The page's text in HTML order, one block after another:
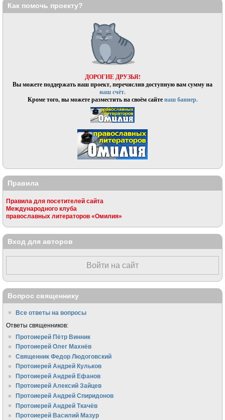
Как помочь проекту?
ДОРОГИЕ ДРУЗЬЯ!
Вы можете поддержать наш проект, перечислив доступную вам сумму на
наш счёт.
Кроме того, вы можете разместить на своём сайтенаш баннер.
Правила
Правила для посетителей сайта
Международного клуба
православных литераторов «Омилия»
Вход для авторов
Войти на сайт
Вопрос священнику
Все ответы на вопросы
Ответы священников:
Протоиерей Пётр Винник
Протоиерей Олег Махнёв
Священник Федор Людоговский
Протоиерей Андрей Кульков
Протоиерей Андрей Ефанов
Протоиерей Алексий Зайцев
Протоиерей Андрей Спиридонов
Протоиерей Андрей Ткачёв
Протоиерей Василий Мазур